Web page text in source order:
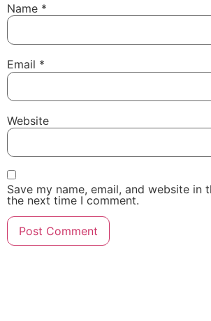
Name *
Email *
Website
Save my name, email, and website in
the next time I comment.